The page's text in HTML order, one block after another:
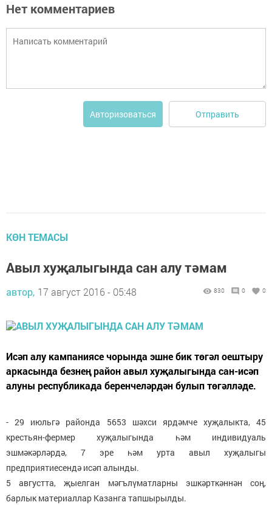
Нет комментариев
Авторизоваться Отправить
КӨН ТЕМАСЫ
Авыл хуҗалыгында сан алу тәмам
автор, 17 август 2016 - 05:48 830 0 0
Исәп алу кампаниясе чорында эшне бик төгәл оештыру
аркасында безнең район авыл хуҗалыгында сан-исәп
алуны республикада беренчеләрдән булып төгәлләде.
- 29 июльгә районда 5653 шәхси ярдәмче хуҗалыкта, 45
крестьян-фермер хуҗалыгында һәм индивидуаль
эшмәкәрләрдә, 7 эре һәм урта авыл хуҗалыгы
предприятиесендә исәп алынды.
5 августта, җыелган мәгълүматларны эшкәрткәннән соң,
барлык материаллар Казанга тапшырылды.